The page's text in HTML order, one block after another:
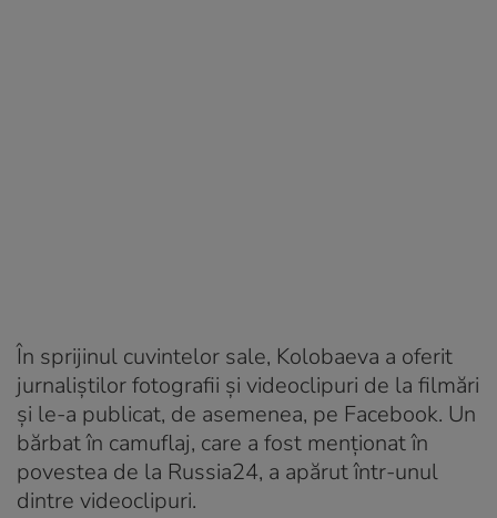
În sprijinul cuvintelor sale, Kolobaeva a oferit
jurnaliştilor fotografii şi videoclipuri de la filmări
şi le-a publicat, de asemenea, pe Facebook. Un
bărbat în camuflaj, care a fost menționat în
povestea de la Russia24, a apărut într-unul
dintre videoclipuri.